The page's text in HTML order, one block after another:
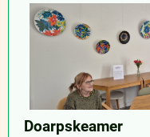
Doarpskeamer